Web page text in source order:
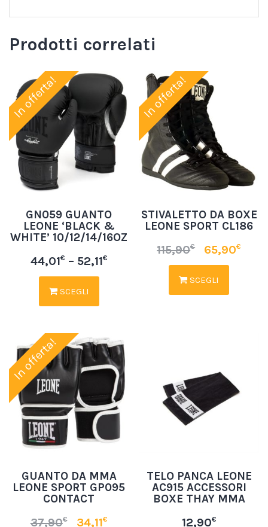
Prodotti correlati
In offerta!
GN059 GUANTO
LEONE ‘BLACK &
WHITE’ 10/12/14/16OZ
44,01€ – 52,11€
SCEGLI
In offerta!
STIVALETTO DA BOXE
LEONE SPORT CL186
115,90€ 65,90€
SCEGLI
In offerta!
GUANTO DA MMA
LEONE SPORT GP095
CONTACT
37,90€ 34,11€
TELO PANCA LEONE
AC915 ACCESSORI
BOXE THAY MMA
12,90€